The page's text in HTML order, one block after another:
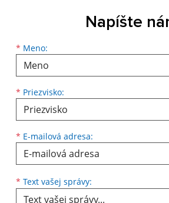
Napíšte
* Meno:
Meno
* Priezvisko:
Priezvisko
* E-mailová adresa:
E-mailová adresa
* Text vašej správy: